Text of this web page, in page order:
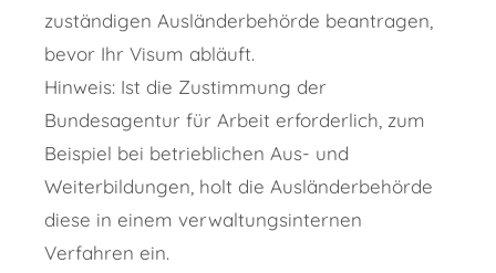
zuständigen Ausländerbehörde beantragen,
bevor Ihr Visum abläuft.
Hinweis: Ist die Zustimmung der
Bundesagentur für Arbeit erforderlich, zum
Beispiel bei betrieblichen Aus- und
Weiterbildungen, holt die Ausländerbehörde
diese in einem verwaltungsinternen
Verfahren ein.